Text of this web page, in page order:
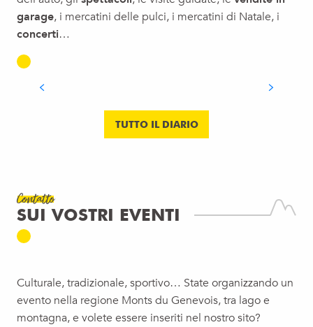
garage, i mercatini delle pulci, i mercatini di Natale, i
concerti…
MERCATINI DELL’USATO E MERCATINI
DELLE PULCI NELL’ALTA SAVOIA: IL
TUTTO IL DIARIO
Contatto
SUI VOSTRI EVENTI
Culturale, tradizionale, sportivo… State organizzando un
evento nella regione Monts du Genevois, tra lago e
montagna, e volete essere inseriti nel nostro sito?